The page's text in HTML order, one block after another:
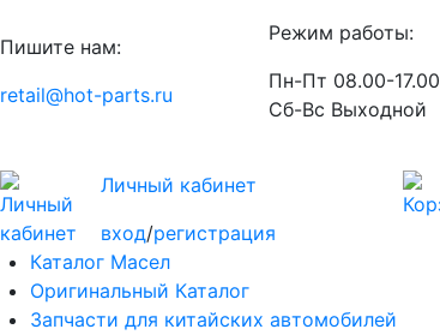
Пишите нам:
retail@hot-parts.ru
Режим работы:
Пн-Пт 08.00-17.00
Сб-Вс Выходной
Личный кабинет
вход/регистрация
Каталог Масел
Оригинальный Каталог
Запчасти для китайских автомобилей